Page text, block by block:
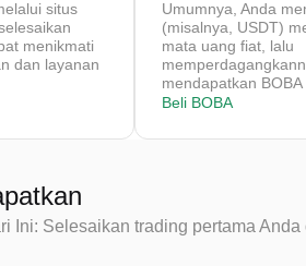
situs
menikmati
dan layanan
Umumnya, Anda
(misalnya, USDT)
mata uang fiat, lalu
mendapatkan
Beli BOBA
Ini: Selesaikan trading pertama